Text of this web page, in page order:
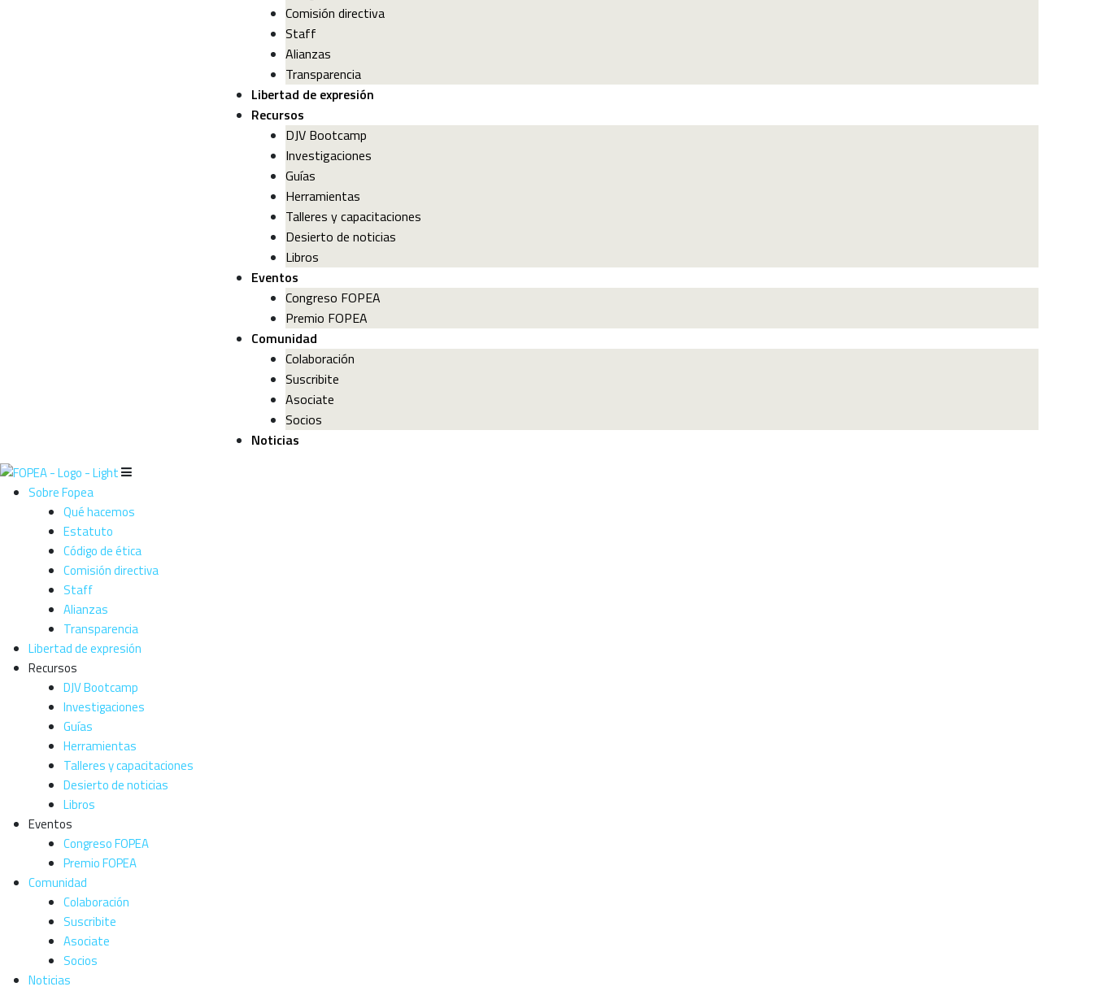
Comisión directiva
Staff
Alianzas
Transparencia
Libertad de expresión
Recursos
DJV Bootcamp
Investigaciones
Guías
Herramientas
Talleres y capacitaciones
Desierto de noticias
Libros
Eventos
Congreso FOPEA
Premio FOPEA
Comunidad
Colaboración
Suscribite
Asociate
Socios
Noticias
Sobre Fopea
Qué hacemos
Estatuto
Código de ética
Comisión directiva
Staff
Alianzas
Transparencia
Libertad de expresión
Recursos
DJV Bootcamp
Investigaciones
Guías
Herramientas
Talleres y capacitaciones
Desierto de noticias
Libros
Eventos
Congreso FOPEA
Premio FOPEA
Comunidad
Colaboración
Suscribite
Asociate
Socios
Noticias